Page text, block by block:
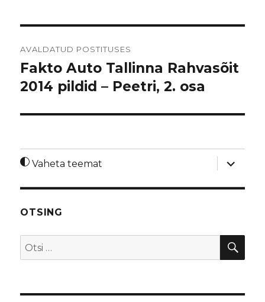
AVALDATUD POSTITUSES
Fakto Auto Tallinna Rahvasõit
2014 pildid – Peetri, 2. osa
Vaheta teemat
laienda
OTSING
Otsi: